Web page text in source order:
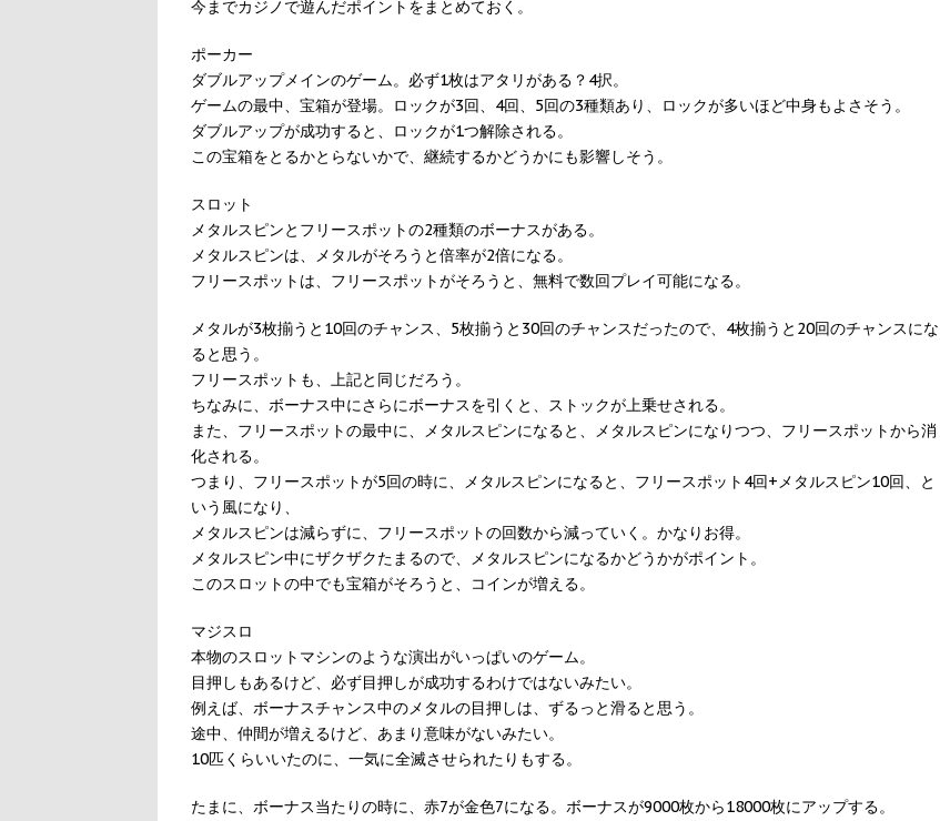
今までカジノで遊んだポイントをまとめておく。
ポーカー
ダブルアップメインのゲーム。必ず1枚はアタリがある？4択。
ゲームの最中、宝箱が登場。ロックが3回、4回、5回の3種類あり、ロックが多いほど中身もよさそう。
ダブルアップが成功すると、ロックが1つ解除される。
この宝箱をとるかとらないかで、継続するかどうかにも影響しそう。
スロット
メタルスピンとフリースポットの2種類のボーナスがある。
メタルスピンは、メタルがそろうと倍率が2倍になる。
フリースポットは、フリースポットがそろうと、無料で数回プレイ可能になる。
メタルが3枚揃うと10回のチャンス、5枚揃うと30回のチャンスだったので、4枚揃うと20回のチャンスにな
ると思う。
フリースポットも、上記と同じだろう。
ちなみに、ボーナス中にさらにボーナスを引くと、ストックが上乗せされる。
また、フリースポットの最中に、メタルスピンになると、メタルスピンになりつつ、フリースポットから消
化される。
つまり、フリースポットが5回の時に、メタルスピンになると、フリースポット4回+メタルスピン10回、と
いう風になり、
メタルスピンは減らずに、フリースポットの回数から減っていく。かなりお得。
メタルスピン中にザクザクたまるので、メタルスピンになるかどうかがポイント。
このスロットの中でも宝箱がそろうと、コインが増える。
マジスロ
本物のスロットマシンのような演出がいっぱいのゲーム。
目押しもあるけど、必ず目押しが成功するわけではないみたい。
例えば、ボーナスチャンス中のメタルの目押しは、ずるっと滑ると思う。
途中、仲間が増えるけど、あまり意味がないみたい。
10匹くらいいたのに、一気に全滅させられたりもする。
たまに、ボーナス当たりの時に、赤7が金色7になる。ボーナスが9000枚から18000枚にアップする。